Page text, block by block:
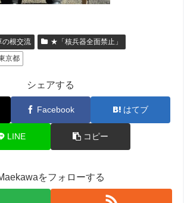
の根交流
★「核兵器全面禁止」
京都
シェアする
Facebook はてブ
LINE コピー
をフォローする